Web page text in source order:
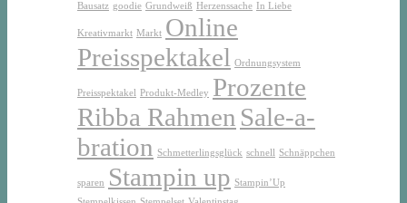
Bausatz goodie Grundweiß Herzenssache In Liebe
Kreativmarkt Markt Online
Preisspektakel
Ordnungsystem
Preisspektakel Produkt-Medley Prozente
Ribba Rahmen Sale-a-
bration Schmetterlingsglück schnell Schnäppchen
sparen Stampin up Stampin’Up